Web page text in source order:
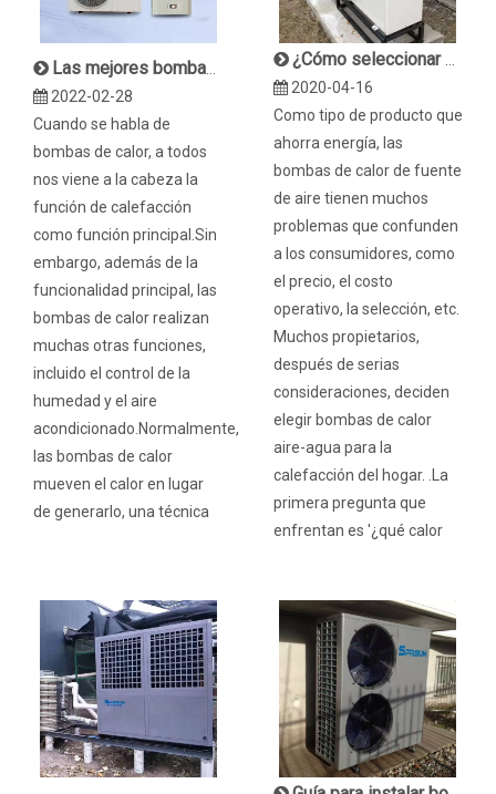
Las mejores bombas de calor para climas fríos en 2022: fabricante de SPRSUN
2022-02-28
Cuando se habla de
bombas de calor, a todos
nos viene a la cabeza la
función de calefacción
como función principal.Sin
embargo, además de la
funcionalidad principal, las
bombas de calor realizan
muchas otras funciones,
incluido el control de la
humedad y el aire
acondicionado.Normalmente,
las bombas de calor
mueven el calor en lugar
de generarlo, una técnica
¿Cómo seleccionar una bomba de calor con fuente de aire para calentar la casa?
2020-04-16
Como tipo de producto que
ahorra energía, las
bombas de calor de fuente
de aire tienen muchos
problemas que confunden
a los consumidores, como
el precio, el costo
operativo, la selección, etc.
Muchos propietarios,
después de serias
consideraciones, deciden
elegir bombas de calor
aire-agua para la
calefacción del hogar. .La
primera pregunta que
enfrentan es '¿qué calor